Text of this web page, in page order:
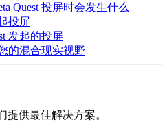
Quest 投屏时会发生什么
投屏
发起的投屏
的混合现实视野
提供最佳解决方案。